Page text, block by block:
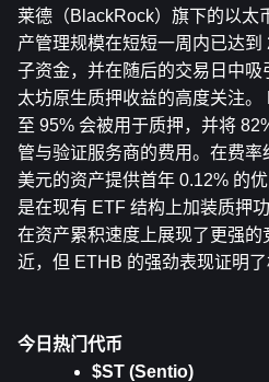
莱德（BlackRock）旗下的以太
产管理规模在短短一周内已达
子资金，并在随后的交易日中
太坊原生质押收益的高度关注
至 95% 会被用于质押，并将
管与验证服务商的费用。在费
美元的资产提供首年 0.12% 的
是在现有 ETF 结构上加装质押
在资产累积速度上展现了更强
近，但 ETHB 的强劲表现证明
今日热门代币
$ST (Sentio)